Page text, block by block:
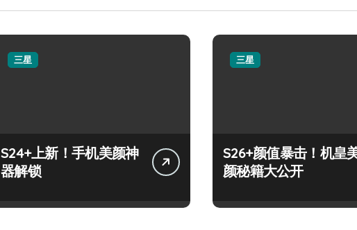
三星
S24+上新！手机美颜神
器解锁
三星
S26+颜值暴击！机皇
颜秘籍大公开